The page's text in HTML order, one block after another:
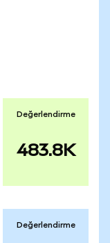
Değerlendirme
483.8K
Değerlendirme